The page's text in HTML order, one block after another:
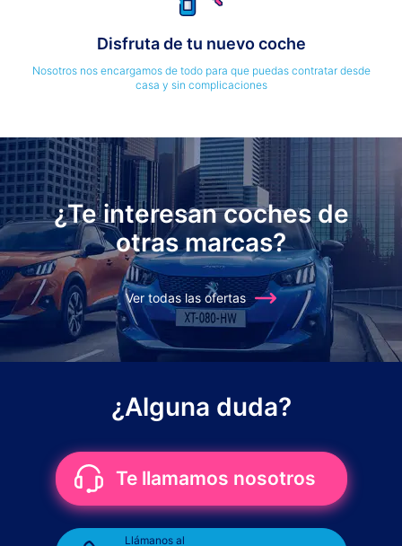
Disfruta de tu nuevo coche
Nosotros nos encargamos de todo para que puedas contratar desde
casa y sin complicaciones
¿Te interesan coches de
otras marcas?
Ver todas las ofertas
¿Alguna duda?
Te llamamos nosotros
Llámanos al